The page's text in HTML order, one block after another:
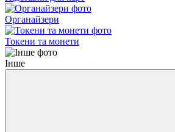
Органайзери
Токени та монети
Інше